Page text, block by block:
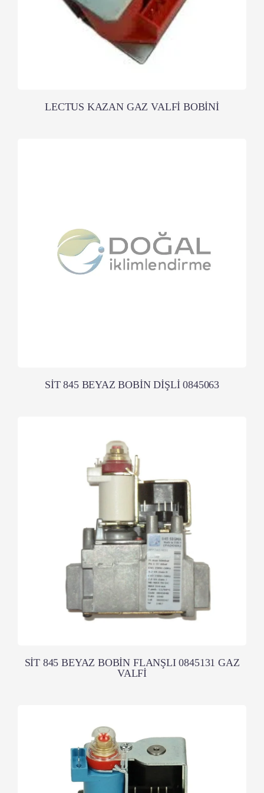
LECTUS KAZAN GAZ VALFİ BOBİNİ
SİT 845 BEYAZ BOBİN DİŞLİ 0845063
SİT 845 BEYAZ BOBİN FLANŞLI 0845131 GAZ
VALFİ